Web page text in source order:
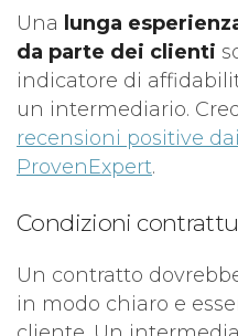
Una lunga
da parte dei clienti
indicatore di
un intermediario.
recensioni positive
ProvenExpert.
Condizioni
Un contratto
in modo chiaro e